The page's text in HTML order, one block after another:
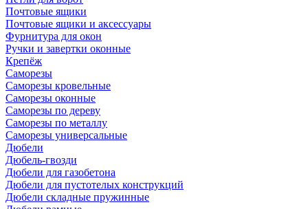
Почтовые ящики
Почтовые ящики и аксессуары
Фурнитура для окон
Ручки и завертки оконные
Крепёж
Саморезы
Саморезы кровельные
Саморезы оконные
Саморезы по дереву
Саморезы по металлу
Саморезы универсальные
Дюбели
Дюбель-гвозди
Дюбели для газобетона
Дюбели для пустотелых конструкций
Дюбели складные пружинные